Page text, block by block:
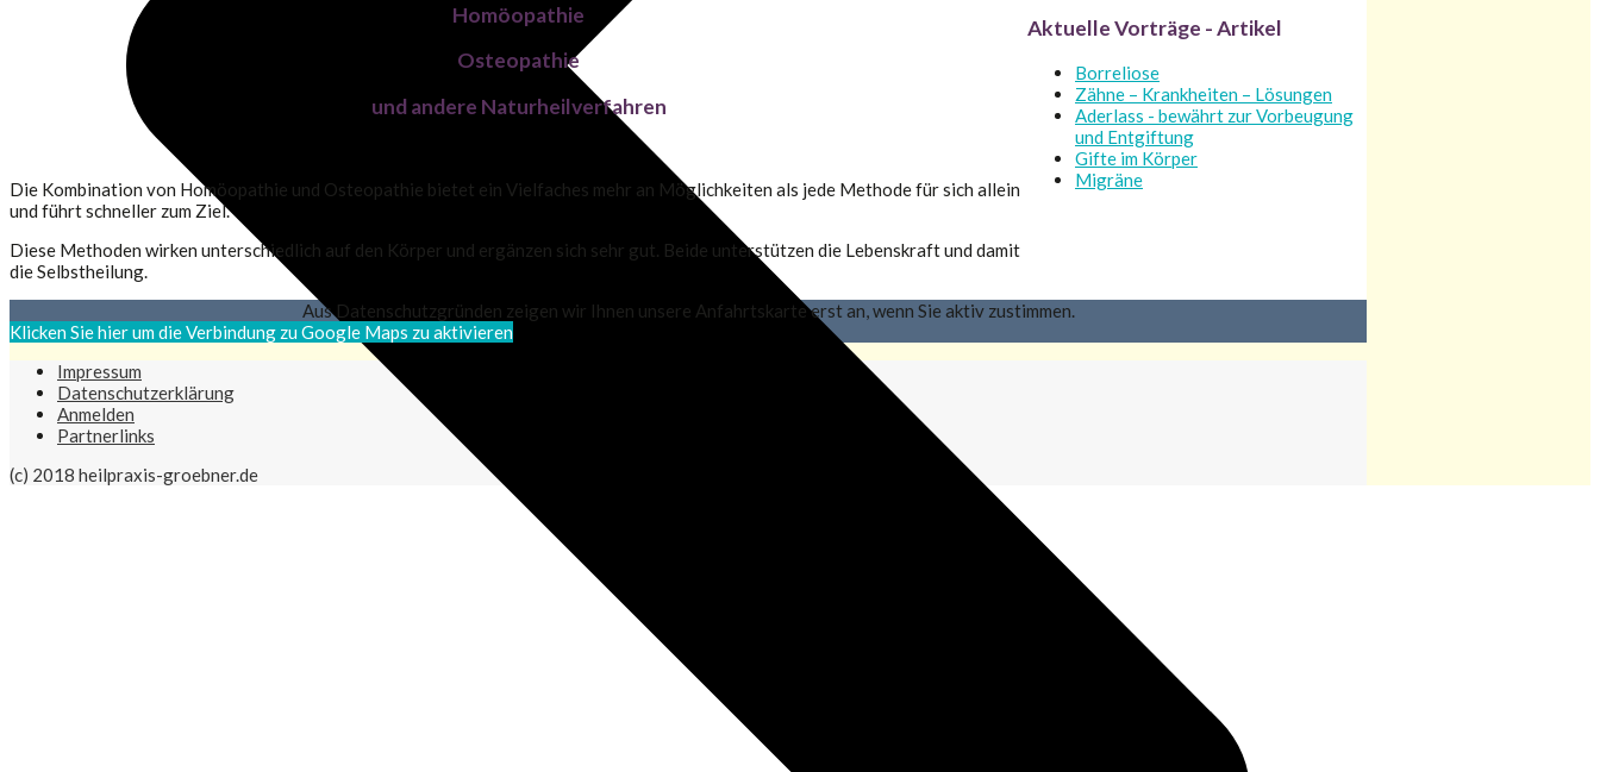
Aktuelle Vorträge - Artikel
Borreliose
Zähne – Krankheiten – Lösungen
Aderlass - bewährt zur Vorbeugung
und Entgiftung
Gifte im Körper
Migräne
Homöopathie
Osteopathie
und andere Naturheilverfahren
Die Kombination von Homöopathie und Osteopathie bietet ein Vielfaches mehr an Möglichkeiten als jede Methode für sich allein
und führt schneller zum Ziel.
Diese Methoden wirken unterschiedlich auf den Körper und ergänzen sich sehr gut. Beide unterstützen die Lebenskraft und damit
die Selbstheilung.
Aus Datenschutzgründen zeigen wir Ihnen unsere Anfahrtskarte erst an, wenn Sie aktiv zustimmen.
Klicken Sie hier um die Verbindung zu Google Maps zu aktivieren
Impressum
Datenschutzerklärung
Anmelden
Partnerlinks
(c) 2018 heilpraxis-groebner.de